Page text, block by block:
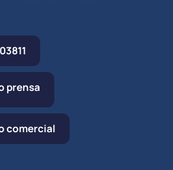
prensa
comercial